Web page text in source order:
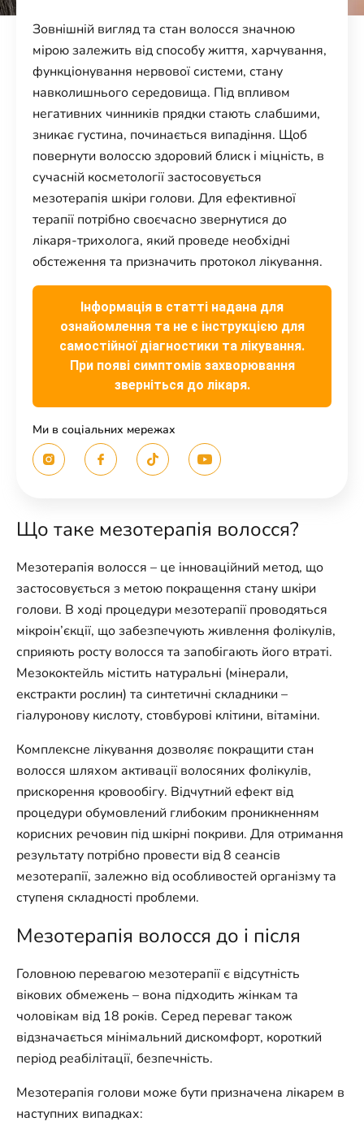
Зовнішній вигляд та стан волосся значною
мірою залежить від способу життя, харчування,
функціонування нервової системи, стану
навколишнього середовища. Під впливом
негативних чинників прядки стають слабшими,
зникає густина, починається випадіння. Щоб
повернути волоссю здоровий блиск і міцність, в
сучасній косметології застосовується
мезотерапія шкіри голови. Для ефективної
терапії потрібно своєчасно звернутися до
лікаря-трихолога, який проведе необхідні
обстеження та призначить протокол лікування.
Інформація в статті надана для
ознайомлення та не є інструкцією для
самостійної діагностики та лікування.
При появі симптомів захворювання
зверніться до лікаря.
Ми в соціальних мережах
Що таке мезотерапія волосся?
Мезотерапія волосся – це інноваційний метод, що
застосовується з метою покращення стану шкіри
голови. В ході процедури мезотерапії проводяться
мікроін’єкції, що забезпечують живлення фолікулів,
сприяють росту волосся та запобігають його втраті.
Мезококтейль містить натуральні (мінерали,
екстракти рослин) та синтетичні складники –
гіалуронову кислоту, стовбурові клітини, вітаміни.
Комплексне лікування дозволяє покращити стан
волосся шляхом активації волосяних фолікулів,
прискорення кровообігу. Відчутний ефект від
процедури обумовлений глибоким проникненням
корисних речовин під шкірні покриви. Для отримання
результату потрібно провести від 8 сеансів
мезотерапії, залежно від особливостей організму та
ступеня складності проблеми.
Мезотерапія волосся до і після
Головною перевагою мезотерапії є відсутність
вікових обмежень – вона підходить жінкам та
чоловікам від 18 років. Серед переваг також
відзначається мінімальний дискомфорт, короткий
період реабілітації, безпечність.
Мезотерапія голови може бути призначена лікарем в
наступних випадках: